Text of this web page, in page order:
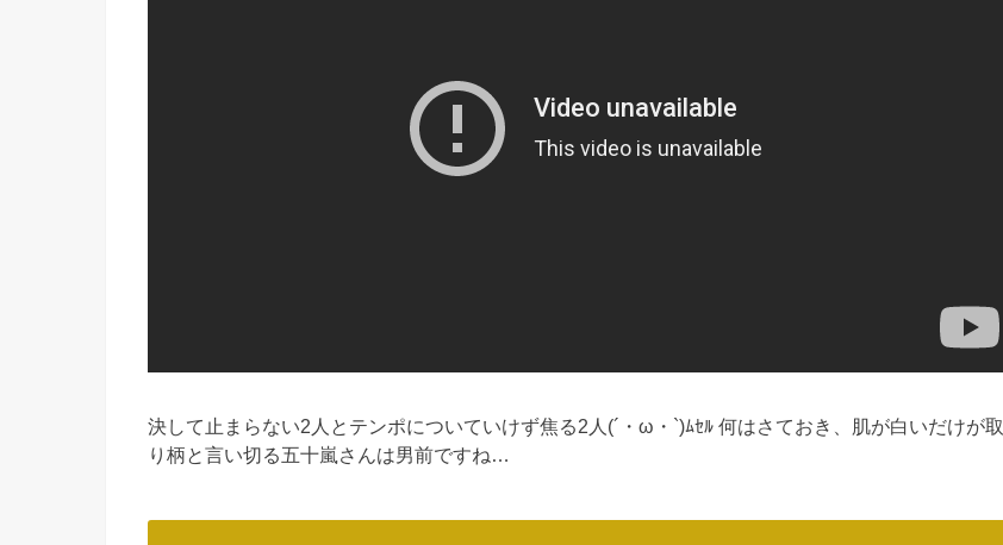
決して止まらない2人とテンポについていけず焦る2人(´・ω・`)ﾑｾﾙ 何はさておき、肌が白いだけが取
り柄と言い切る五十嵐さんは男前ですね…